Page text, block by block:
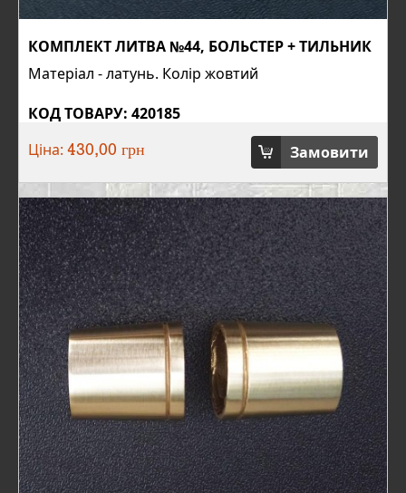
КОМПЛЕКТ ЛИТВА №44, БОЛЬСТЕР + ТИЛЬНИК
Матеріал - латунь. Колір жовтий
КОД ТОВАРУ: 420185
Ціна: 430,00 грн Замовити